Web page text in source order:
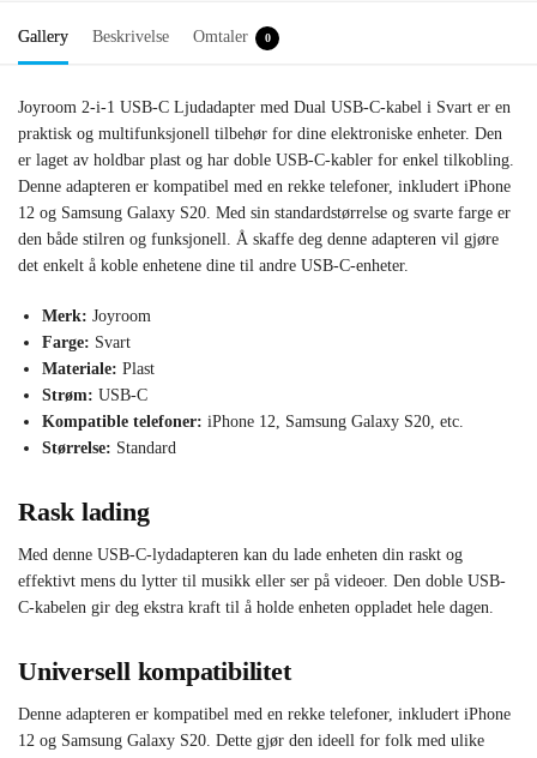
Gallery Beskrivelse Omtaler 0
Joyroom 2-i-1 USB-C Ljudadapter med Dual USB-C-kabel i Svart er en
praktisk og multifunksjonell tilbehør for dine elektroniske enheter. Den
er laget av holdbar plast og har doble USB-C-kabler for enkel tilkobling.
Denne adapteren er kompatibel med en rekke telefoner, inkludert iPhone
12 og Samsung Galaxy S20. Med sin standardstørrelse og svarte farge er
den både stilren og funksjonell. Å skaffe deg denne adapteren vil gjøre
det enkelt å koble enhetene dine til andre USB-C-enheter.
Merk: Joyroom
Farge: Svart
Materiale: Plast
Strøm: USB-C
Kompatible telefoner: iPhone 12, Samsung Galaxy S20, etc.
Størrelse: Standard
Rask lading
Med denne USB-C-lydadapteren kan du lade enheten din raskt og
effektivt mens du lytter til musikk eller ser på videoer. Den doble USB-
C-kabelen gir deg ekstra kraft til å holde enheten oppladet hele dagen.
Universell kompatibilitet
Denne adapteren er kompatibel med en rekke telefoner, inkludert iPhone
12 og Samsung Galaxy S20. Dette gjør den ideell for folk med ulike